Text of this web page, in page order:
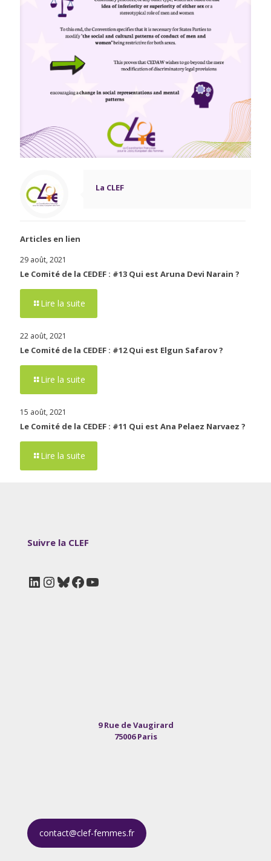
La CLEF
Articles en lien
29 août, 2021
Le Comité de la CEDEF : #13 Qui est Aruna Devi Narain ?
Lire la suite
22 août, 2021
Le Comité de la CEDEF : #12 Qui est Elgun Safarov ?
Lire la suite
15 août, 2021
Le Comité de la CEDEF : #11 Qui est Ana Pelaez Narvaez ?
Lire la suite
Suivre la CLEF
LinkedIn
Instagram
Bluesky
Facebook
YouTube
9 Rue de Vaugirard
75006 Paris
contact@clef-femmes.fr